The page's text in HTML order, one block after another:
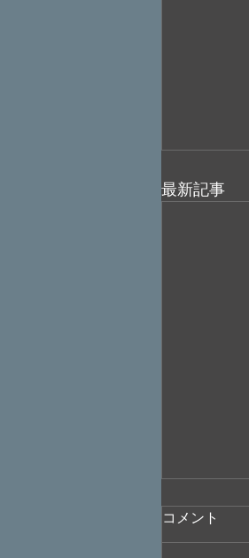
最新記事
コメント